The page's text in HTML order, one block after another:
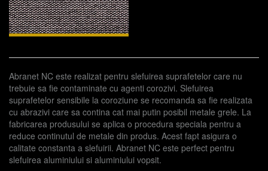
Abranet NC este realizat pentru slefuirea suprafetelor care nu
trebuie sa fie contaminate cu agenti corozivi. Slefuirea
suprafetelor sensibile la coroziune se recomanda sa fie realizata
cu abrazivi care sa contina cat mai putin posibil metale grele. La
fabricarea produsului se aplica o procedura speciala pentru a
reduce continutul de metale din produs. Acest fapt asigura o
calitate constanta a slefuirii. Abranet NC este perfect pentru
slefuirea aluminiului si aluminiului vopsit.